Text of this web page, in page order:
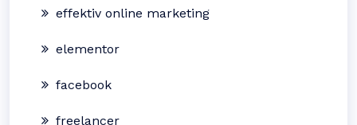
effektiv online marketing
elementor
facebook
freelancer